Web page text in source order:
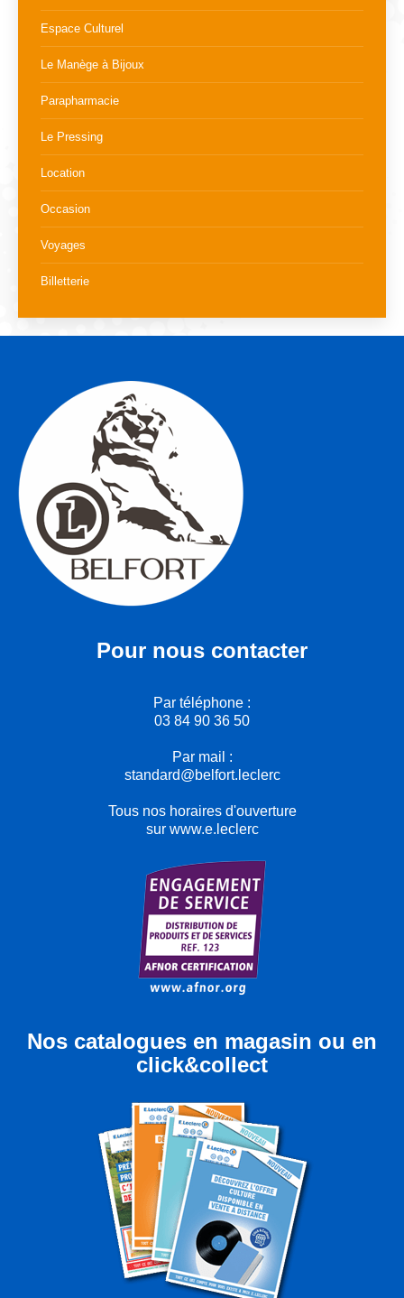
Espace Culturel
Le Manège à Bijoux
Parapharmacie
Le Pressing
Location
Occasion
Voyages
Billetterie
Pour nous contacter
Par téléphone :
03 84 90 36 50
Par mail :
standard@belfort.leclerc
Tous nos horaires d'ouverture
sur www.e.leclerc
Nos catalogues en magasin ou en
click&collect